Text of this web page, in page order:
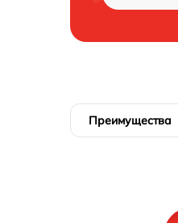
Преимущества